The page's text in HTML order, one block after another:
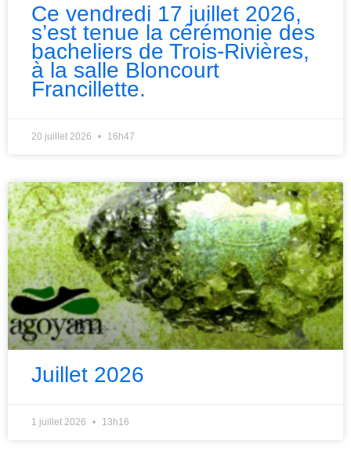
Ce vendredi 17 juillet 2026,
s’est tenue la cérémonie des
bacheliers de Trois-Rivières,
à la salle Bloncourt
Francillette.
20 juillet 2026 16h47
Juillet 2026
1 juillet 2026 13h16